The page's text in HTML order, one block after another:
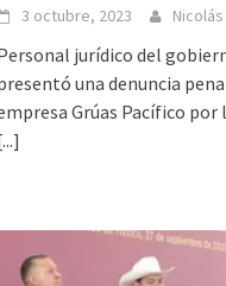
3 octubre, 2023
jurídico del
una denuncia
Grúas Pacífico por